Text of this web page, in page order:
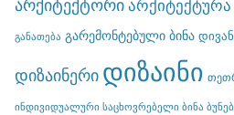
არქიტექტორიარქიტექტურა
განათება გარემონტებული ბინა
დიზაინერი დიზაინი
ინდივიდუალური საცხოვრებელი ბინა